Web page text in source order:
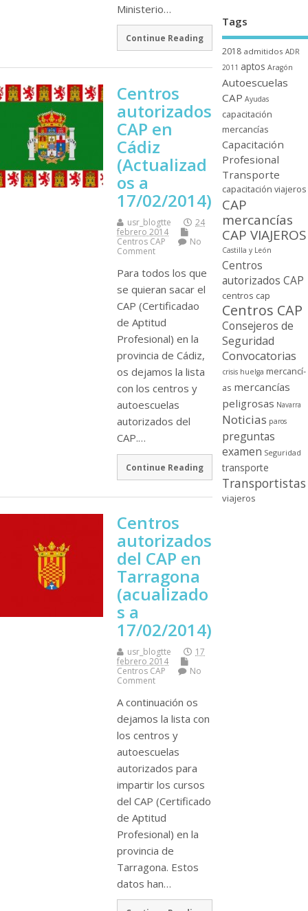
Ministerio…
Continue Reading
Centros
autorizados
CAP en
Cádiz
(Actualizad
os a
17/02/2014)
usr_blogtte
24
febrero 2014
Centros CAP
No
Comment
Para todos los que
se quieran sacar el
CAP (Certificadao
de Aptitud
Profesional) en la
provincia de Cádiz,
os dejamos la lista
con los centros y
autoescuelas
autorizados del
CAP.…
Continue Reading
Centros
autorizados
del CAP en
Tarragona
(acualizado
s a
17/02/2014)
usr_blogtte
17
febrero 2014
Centros CAP
No
Comment
A continuación os
dejamos la lista con
los centros y
autoescuelas
autorizados para
impartir los cursos
del CAP (Certificado
de Aptitud
Profesional) en la
provincia de
Tarragona. Estos
datos han…
Tags
2018 admitidos ADR
2011 aptos Aragón
Autoescuelas
CAP Ayudas
capacitación
mercancí­as
Capacitación
Profesional
Transporte
capacitación viajeros
CAP
mercancí­as
CAP VIAJEROS
Castilla y León
Centros
autorizados CAP
centros cap
Centros CAP
Consejeros de
Seguridad
Convocatorias
crisis huelga mercancí­
as mercancí­as
peligrosas Navarra
Noticias paros
preguntas
examen Seguridad
transporte
Transportistas
viajeros